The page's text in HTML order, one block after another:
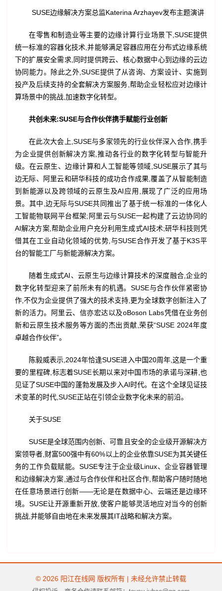
SUSE边缘解决方案总监Katerina Arzhayev发布主题演讲
在零售和制造业等主要的边缘计算行业场景下,SUSE提供
统一标准的容器化技术,并能够满足容器应用在分布式边缘系统
下的扩展安全需求,同时提供跨云、核心数据中心到边缘的云边
协同能力。除此之外,SUSE提供了从咨询、方案设计、实施到
投产及后续支持的全套解决方案服务,帮助企业轻松应对边缘计
算场景中的挑战,加速数字化转型。
共创未来:SUSE与合作伙伴携手赋能行业创新
在此次大会上,SUSE与多家领先的行业伙伴深入合作,携手
为企业提供创新解决方案,推动各行业的数字化转型与智能升
级。在云原生、边缘计算和人工智能等领域,SUSE展示了其与
边无际、阿里云和研华科技的成功合作成果,覆盖了从智能制造
到新能源以及跨领域的云原生及AI应用,展现了广泛的应用场
景。其中,边无际与SUSE共同推出了基于统一标准的一体化人
工智能物联网平台框架;阿里云与SUSE一起构建了云边协同的
AI解决方案,帮助企业用户充分利用生成式AI技术;研华科技则凭
借其在工业自动化领域的优势,与SUSE合作开发了基于K3S平
台的智能工厂与新能源解决方案。
随着生成式AI、云原生与边缘计算技术的深度融合,企业的
数字化转型迎来了前所未有的机遇。SUSE与合作伙伴紧密协
作,不仅为企业提供了强大的技术支持,更为全球数字创新注入了
新的活力。阿里云、信亦宏达以及oBoson Labs凭借在业务创
新和云原生技术服务等方面的杰出贡献,荣获“SUSE 2024年度
卓越合作伙伴”。
陈毅威表示,2024年恰逢SUSE进入中国20周年,这是一个重
要的里程碑,标志着SUSE长期以来对中国市场的承诺与深耕,也
见证了SUSE中国的蓬勃发展及步入AI时代。在这个全球见证技
术变革的时代,SUSE正站在引领企业数字化未来的前沿。
关于SUSE
SUSE是全球范围内创新、可靠且安全的企业级开源解决方
案领导者,财富500强中有60%以上的企业依靠SUSE为其关键任
务的工作负载赋能。SUSE专注于企业级Linux、企业容器管理
和边缘解决方案,通过与合作伙伴和社区合作,帮助客户随时随地
在任意场景进行创新——无论是在数据中心、云端还是边缘环
境。SUSE让开源重新开放,使客户能够灵活地应对当今的创新
挑战,并能够自由地在未来发展其IT战略和解决方案。
© 2026 阳江在线网 版权所有 | 未经允许禁止转载